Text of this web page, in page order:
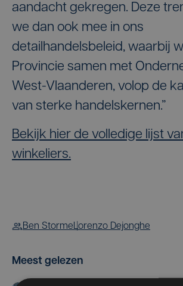
aandacht gekregen. Deze
we dan ook mee in ons
detailhandelsbeleid, waarbij
Provincie samen met
West-Vlaanderen, volop de
van sterke handelskernen.”
Bekijk hier de volledige lijst
winkeliers.
Ben StormeLorenzo Dejonghe
Meest gelezen